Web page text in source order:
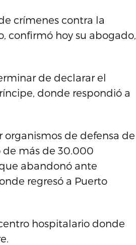
crímenes contra la
confirmó hoy su abogado,
de declarar el
donde respondió a
de defensa de
más de 30.000
que abandonó ante
regresó a Puerto
hospitalario donde